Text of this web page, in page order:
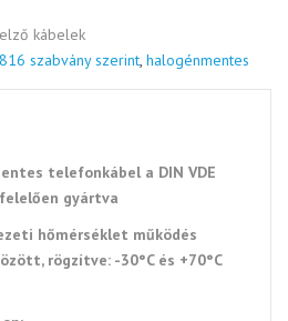
kábelek
szabvány szerint, halogénmentes
telefonkábel a DIN VDE
gyártva
hőmérséklet működés
rögzítve: -30°C és +70°C